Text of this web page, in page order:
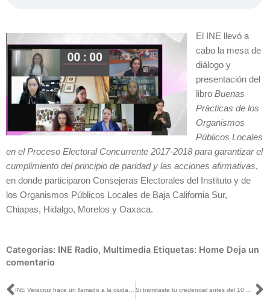
El INE llevó a
cabo la mesa de
diálogo y
presentación del
libro Buenas
Prácticas de los
Organismos
Públicos Locales
en el Proceso Electoral Concurrente 2017-2018 para garantizar el
cumplimiento del principio de paridad y las acciones afirmativas,
en donde participaron Consejeras Electorales del Instituto y de
los Organismos Públicos Locales de Baja California Sur,
Chiapas, Hidalgo, Morelos y Oaxaca.
Categorías: INE Radio, Multimedia Etiquetas: Home Deja un
comentario
Ant